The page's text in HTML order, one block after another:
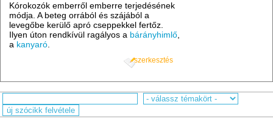
Kórokozók emberről emberre terjedésének
módja. A beteg orrából és szájából a
levegőbe kerülő apró cseppekkel fertőz.
Ilyen úton rendkívül ragályos a bárányhimlő
a kanyaró
szerkesztés